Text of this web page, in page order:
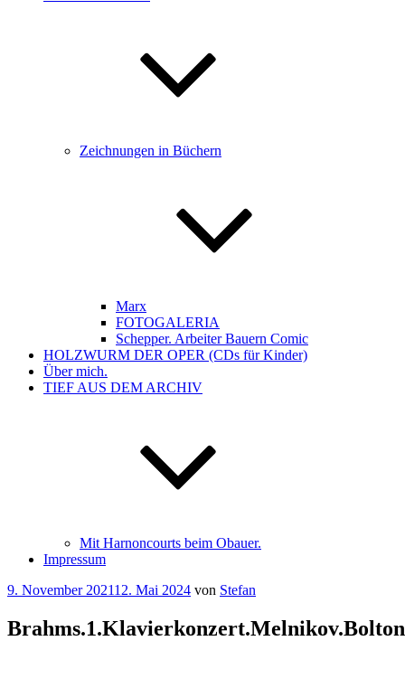
Zeichnungen in Büchern
Marx
FOTOGALERIA
Schepper. Arbeiter Bauern Comic
HOLZWURM DER OPER (CDs für Kinder)
Über mich.
TIEF AUS DEM ARCHIV
Mit Harnoncourts beim Obauer.
Impressum
Veröffentlicht
9. November 202112. Mai 2024 von Stefan